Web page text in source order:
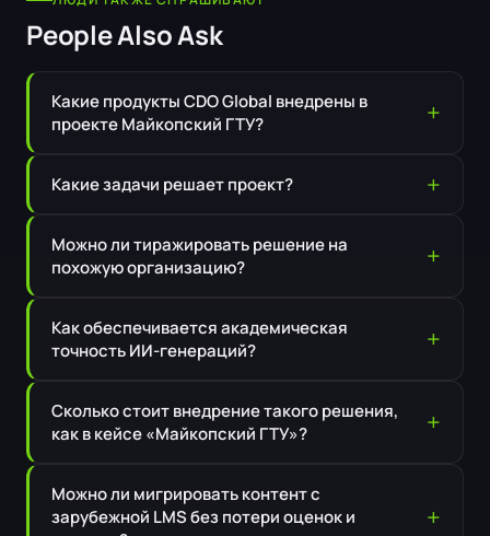
People Also Ask
Какие продукты CDO Global внедрены в
проекте Майкопский ГТУ?
Какие задачи решает проект?
Можно ли тиражировать решение на
похожую организацию?
Как обеспечивается академическая
точность ИИ-генераций?
Сколько стоит внедрение такого решения,
как в кейсе «Майкопский ГТУ»?
Можно ли мигрировать контент с
зарубежной LMS без потери оценок и